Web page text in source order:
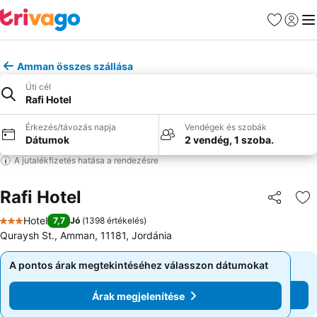
Kedvencek
Amman összes szállása
Úti cél
Rafi Hotel
Érkezés/távozás napja
Dátumok
Vendégek és szobák
2 vendég, 1 szoba.
A jutalékfizetés hatása a rendezésre
Rafi Hotel
3 Kategória
Hotel 7,7 Jó (1398 értékelés)
Quraysh St., Amman, 11181, Jordánia
A pontos árak megtekintéséhez válasszon dátumokat
Árak megjelenítése
A pontos árak megtekintéséhez válasszon dátumokat
Árak megjelenítése